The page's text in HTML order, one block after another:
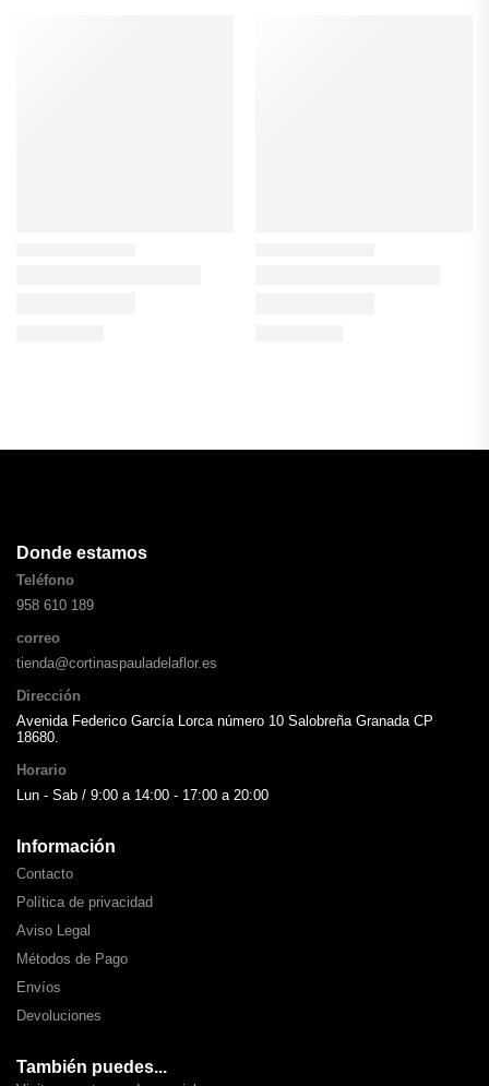
Donde estamos
Teléfono
958 610 189
correo
tienda@cortinaspauladelaflor.es
Dirección
Avenida Federico García Lorca número 10 Salobreña Granada CP
18680.
Horario
Lun - Sab / 9:00 a 14:00 - 17:00 a 20:00
Información
Contacto
Política de privacidad
Aviso Legal
Métodos de Pago
Envíos
Devoluciones
También puedes...